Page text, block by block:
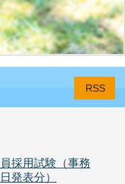
採用試験（事務
発表分）
RSS